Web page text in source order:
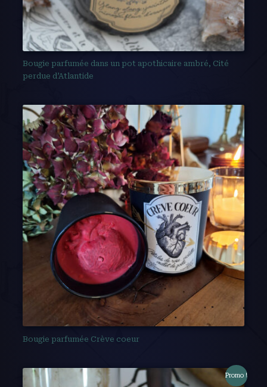
Bougie parfumée dans un pot apothicaire ambré, Cité
perdue d’Atlantide
Bougie parfumée Crève coeur
Promo !